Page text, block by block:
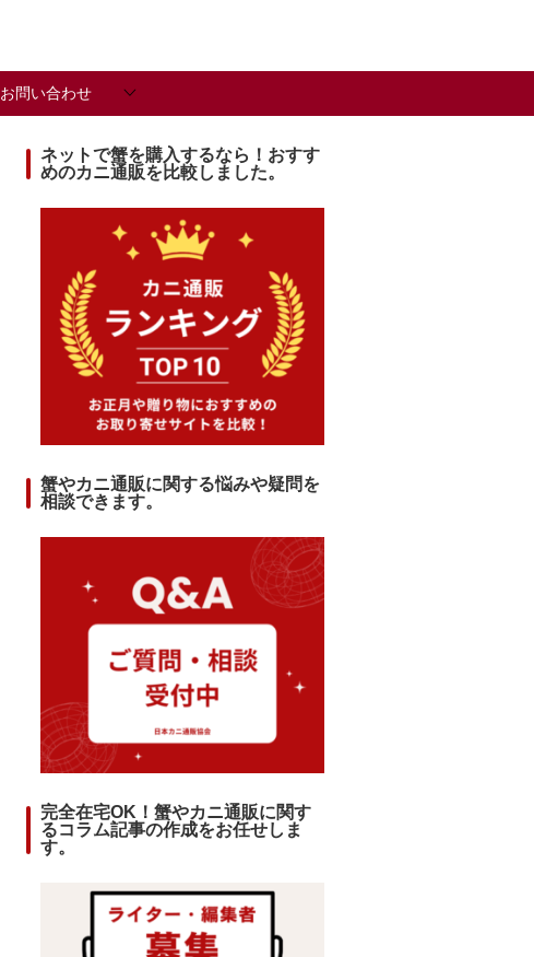
お問い合わせ
ネットで蟹を購入するなら！おすす
めのカニ通販を比較しました。
蟹やカニ通販に関する悩みや疑問を
相談できます。
完全在宅OK！蟹やカニ通販に関す
るコラム記事の作成をお任せしま
す。